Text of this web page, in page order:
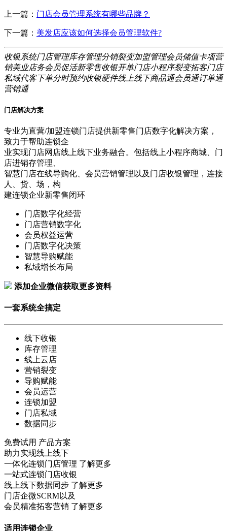
上一篇： 门店会员管理系统有哪些品牌？
下一篇： 美发店应该如何选择会员管理软件?
收银系统门店管理库存管理分销裂变加盟管理会员储值卡项营
销美业店务会员促活新零售收银开单门店小程序裂变拓客门店
私域代客下单分时预约收银硬件线上线下商品通会员通订单通
营销通
门店解决方案
专业为直营/加盟连锁门店提供新零售门店数字化解决方案，
致力于帮助连锁企
业实现门店网店线上线下业务融合。包括线上小程序商城、门
店进销存管理、
智慧门店在线导购化、会员营销管理以及门店收银管理，连接
人、货、场，构
建连锁企业新零售闭环
门店数字化经营
门店营销数字化
会员权益运营
门店数字化决策
智慧导购赋能
私域增长布局
添加企业微信获取更多资料
一套系统全搞定
线下收银
库存管理
线上云店
营销裂变
导购赋能
会员运营
连锁加盟
门店私域
数据同步
免费试用 产品方案
助力实现线上线下
一体化连锁门店管理 了解更多
一站式连锁门店收银
线上线下数据同步 了解更多
门店企微SCRM以及
会员精准拓客营销 了解更多
适用连锁企业